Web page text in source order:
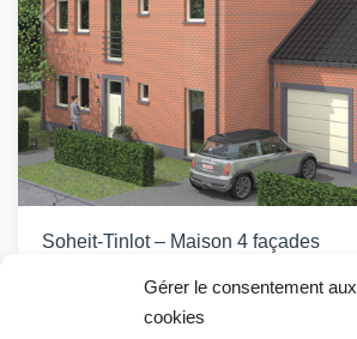
Gérer le consentement aux
cookies
Soheit-Tinlot – Maison 4 façades
€346.500Htva